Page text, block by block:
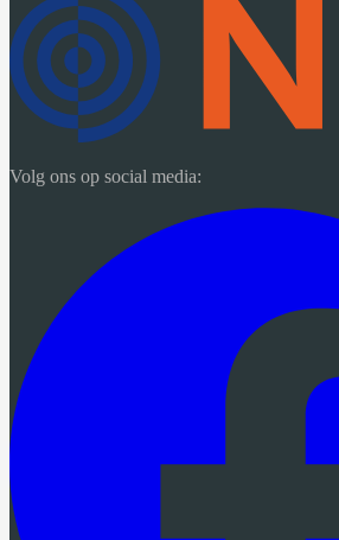
Volg ons op social media: